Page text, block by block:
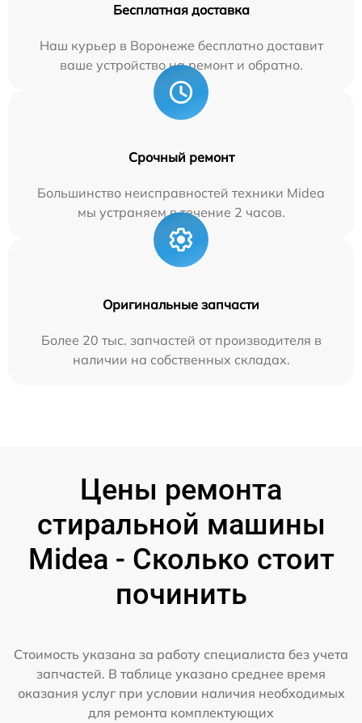
Бесплатная доставка
Наш курьер в Воронеже бесплатно доставит
ваше устройство на ремонт и обратно.
Срочный ремонт
Большинство неисправностей техники Midea
мы устраняем в течение 2 часов.
Оригинальные запчасти
Более 20 тыс. запчастей от производителя в
наличии на собственных складах.
Цены ремонта
стиральной машины
Midea - Сколько стоит
починить
Стоимость указана за работу специалиста без учета
запчастей. В таблице указано среднее время
оказания услуг при условии наличия необходимых
для ремонта комплектующих